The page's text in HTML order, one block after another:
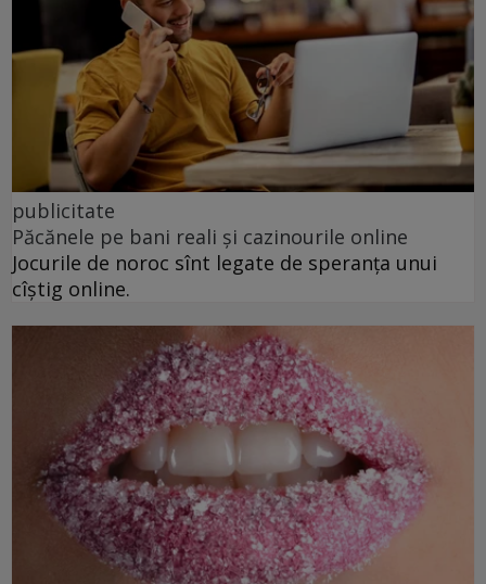
publicitate
Păcănele pe bani reali și cazinourile online
Jocurile de noroc sînt legate de speranța unui
cîștig online.